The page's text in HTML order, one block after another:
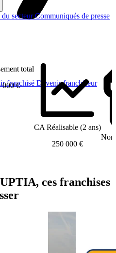
secteur Communiqués de presse
franchisé Devenir franchiseur
total
000 €
CA Réalisable (2 ans)
250 000 €
ces franchises